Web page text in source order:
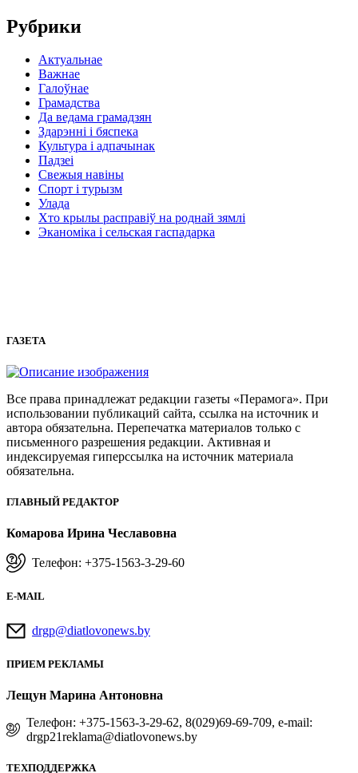
Рубрики
Актуальнае
Важнае
Галоўнае
Грамадства
Да ведама грамадзян
Здарэнні і бяспека
Культура і адпачынак
Падзеі
Свежыя навіны
Спорт і турызм
Улада
Хто крылы расправіў на роднай зямлі
Эканоміка і сельская гаспадарка
ГАЗЕТА
Все права принадлежат редакции газеты «Перамога». При
использовании публикаций сайта, ссылка на источник и
автора обязательна. Перепечатка материалов только с
письменного разрешения редакции. Активная и
индексируемая гиперссылка на источник материала
обязательна.
ГЛАВНЫЙ РЕДАКТОР
Комарова Ирина Чеславовна
Телефон: +375-1563-3-29-60
E-MAIL
drgp@diatlovonews.by
ПРИЕМ РЕКЛАМЫ
Лещун Марина Антоновна
Телефон: +375-1563-3-29-62, 8(029)69-69-709, e-mail:
drgp21reklama@diatlovonews.by
ТЕХПОДДЕРЖКА